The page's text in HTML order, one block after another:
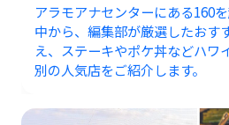
アラモアナセンターにある160
中から、編集部が厳選したおす
え、ステーキやポケ丼などハワ
別の人気店をご紹介します。